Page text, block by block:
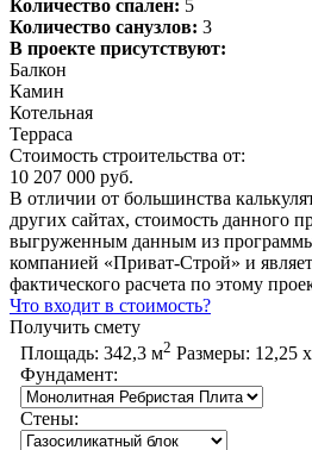
Количество спален: 5
Количество санузлов: 3
В проекте присутствуют:
Балкон
Камин
Котельная
Терраса
Стоимость строительства от:
10 207 000 руб.
В отличии от большинства
других сайтах, стоимость данного
выгруженным данным из программы
компанией «Приват-Строй» и
фактического расчета по этому
Что входит в стоимость?
Получить смету
Площадь: 342,3 м2 Размеры: 12,25
Фундамент:
Стены: